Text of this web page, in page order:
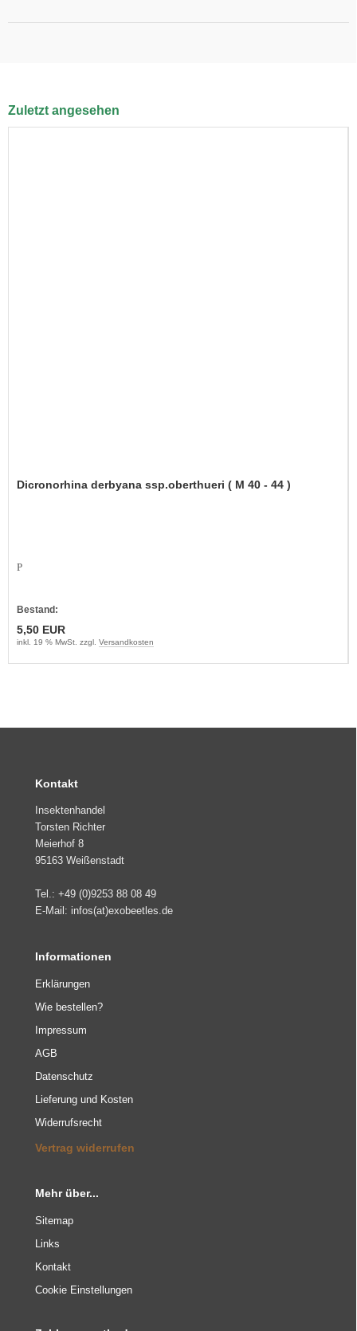
Zuletzt angesehen
Dicronorhina derbyana ssp.oberthueri ( M 40 - 44 )
P
Bestand:
5,50 EUR
inkl. 19 % MwSt. zzgl. Versandkosten
Kontakt
Insektenhandel
Torsten Richter
Meierhof 8
95163 Weißenstadt
Tel.: +49 (0)9253 88 08 49
E-Mail: infos(at)exobeetles.de
Informationen
Erklärungen
Wie bestellen?
Impressum
AGB
Datenschutz
Lieferung und Kosten
Widerrufsrecht
Vertrag widerrufen
Mehr über...
Sitemap
Links
Kontakt
Cookie Einstellungen